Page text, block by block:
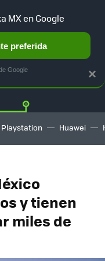
Twitter
Playstation Huawei
y tienen
miles de
×
MX en Google
preferida
Google